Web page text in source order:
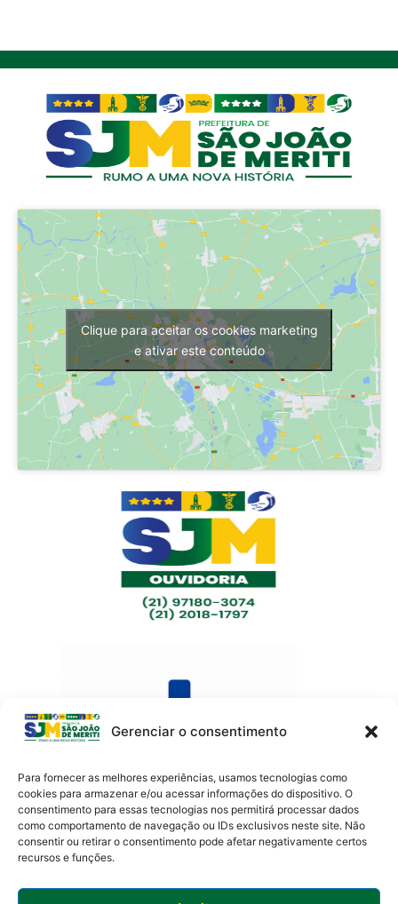
Gerenciar o consentimento
Para fornecer as melhores experiências, usamos tecnologias como
cookies para armazenar e/ou acessar informações do dispositivo. O
consentimento para essas tecnologias nos permitirá processar dados
como comportamento de navegação ou IDs exclusivos neste site. Não
consentir ou retirar o consentimento pode afetar negativamente certos
recursos e funções.
Clique para aceitar os cookies marketing
e ativar este conteúdo
Av. Presidente Lincoln, 899 – Jardim Meriti
São João de Meriti – RJ CEP
25555-201
Horário de funcionamento: 8:30h às 17:30h